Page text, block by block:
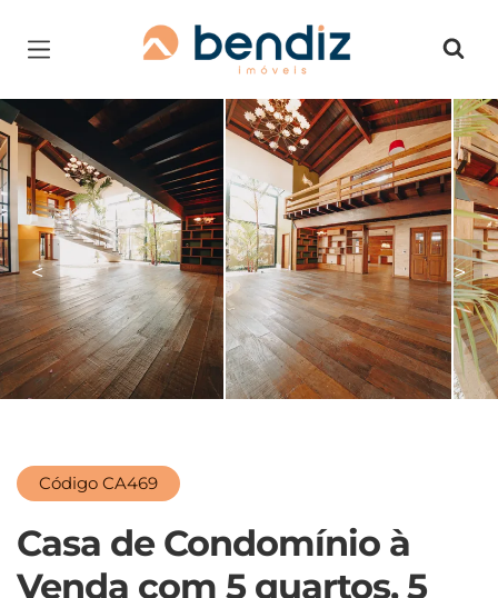
Página inicial
< >
Código CA469
Casa de Condomínio à
Venda com 5 quartos, 5